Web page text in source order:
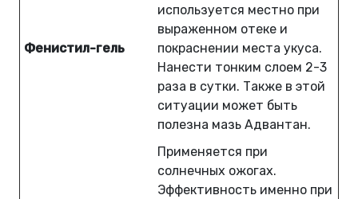
Фенистил-гель
используется местно при
выраженном отеке и
покраснении места укуса.
Нанести тонким слоем 2-3
раза в сутки. Также в этой
ситуации может быть
полезна мазь Адвантан.
Применяется при
солнечных ожогах.
Эффективность именно при